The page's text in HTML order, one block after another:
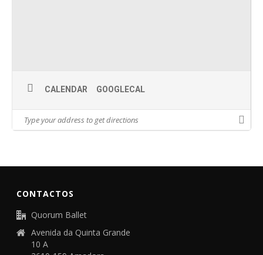
CALENDAR GOOGLECAL
CONTACTOS
Quorum Ballet
Avenida da Quinta Grande
10 A